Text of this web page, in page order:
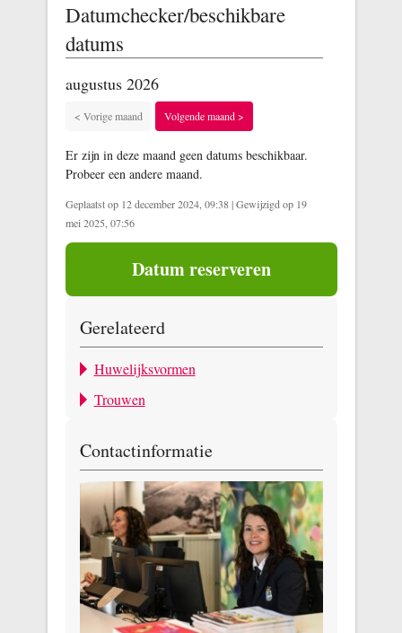
Datumchecker/beschikbare
datums
augustus 2026
< Vorige maand Volgende maand >
Er zijn in deze maand geen datums beschikbaar.
Probeer een andere maand.
Geplaatst op 12 december 2024, 09:38|Gewijzigd op 19
mei 2025, 07:56
Datum reserveren
Gerelateerd
Huwelijksvormen
Trouwen
Contactinformatie